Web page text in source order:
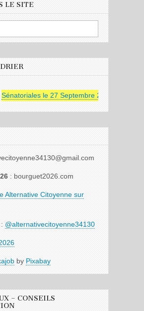
LE SITE
le 27 Septembre 2026
: bourguet2026.com
Alternative Citoyenne sur
: @alternativecitoyenne34130
by Pixabay
– CONSEILS